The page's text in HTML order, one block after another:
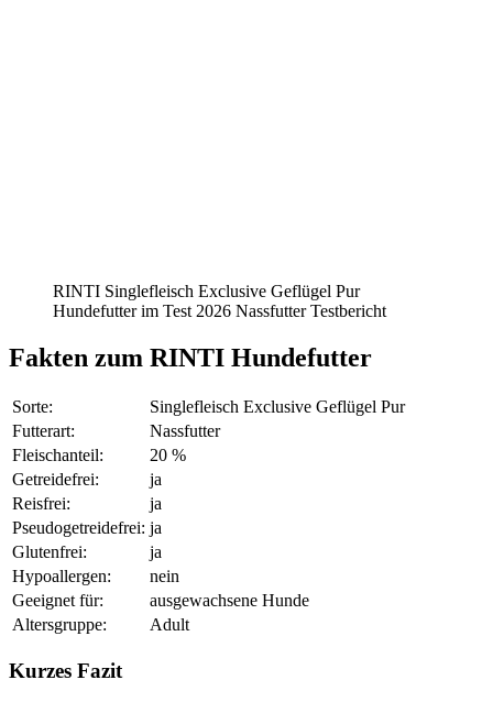
RINTI Singlefleisch Exclusive Geflügel Pur
Hundefutter im Test 2026 Nassfutter Testbericht
Fakten zum RINTI Hundefutter
Sorte:
Singlefleisch Exclusive Geflügel Pur
Futterart:
Nassfutter
Fleischanteil:
20 %
Getreidefrei:
ja
Reisfrei:
ja
Pseudogetreidefrei: ja
Glutenfrei:
ja
Hypoallergen:
nein
Geeignet für:
ausgewachsene Hunde
Altersgruppe:
Adult
Kurzes Fazit